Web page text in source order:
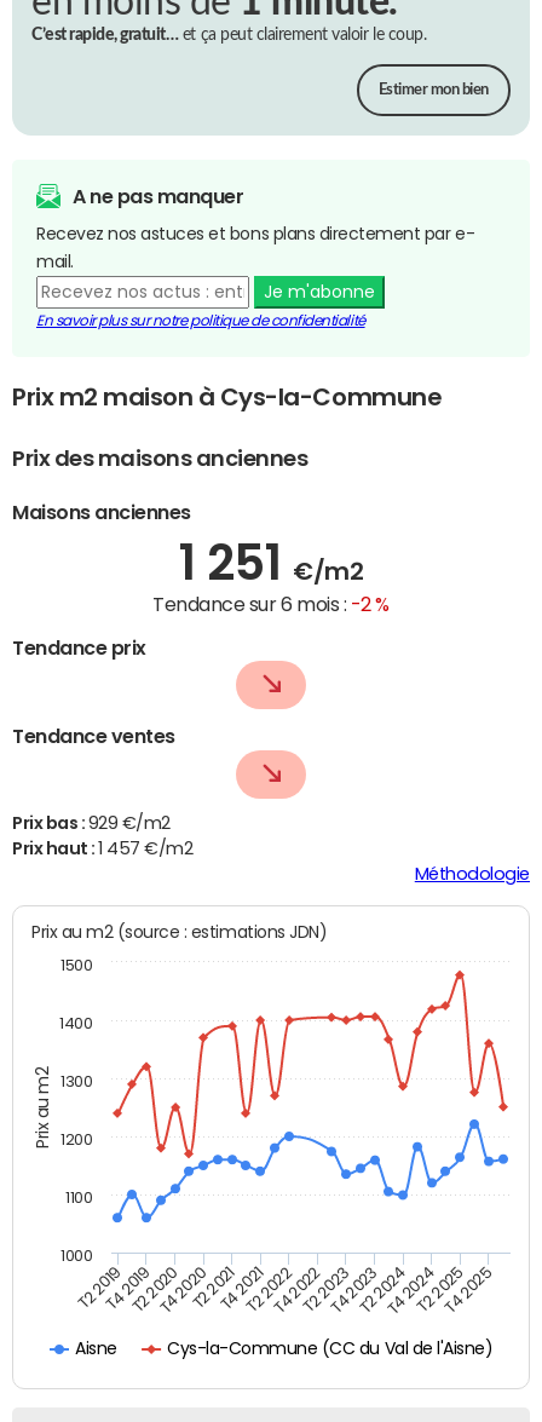
C’est rapide, gratuit…et ça peut clairement valoir le coup.
Estimer mon bien
A ne pas manquer
Recevez nos astuces et bons plans directement par e-
mail.
Je m'abonne
En savoir plus sur notre politique de confidentialité
Prix m2 maison à Cys-la-Commune
Prix des maisons anciennes
Maisons anciennes
1 251 €/m2
Tendance sur 6 mois : -2 %
Tendance prix
Tendance ventes
Prix bas : 929 €/m2
Prix haut :
1 457 €/m2
Méthodologie
Prix au m2
Prix au m2 (source : estimations JDN)
Aisne Cys-la-Commune (CC du Val de l'Aisne)
T2 2019T4 2019T2 2020T4 2020T2 2021T4 2021T2 2022T4 2022T2 2023T4 2023T2 2024T4 2024T2 2025T4 2025
1000
1100
1200
1300
1400
1500